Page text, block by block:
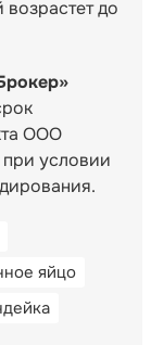
возрастет до
ООО
при условии
яйцо